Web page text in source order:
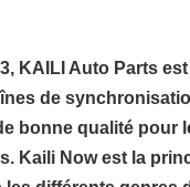
KAILI Auto Parts
de
bonne qualité pour
Kaili Now est la